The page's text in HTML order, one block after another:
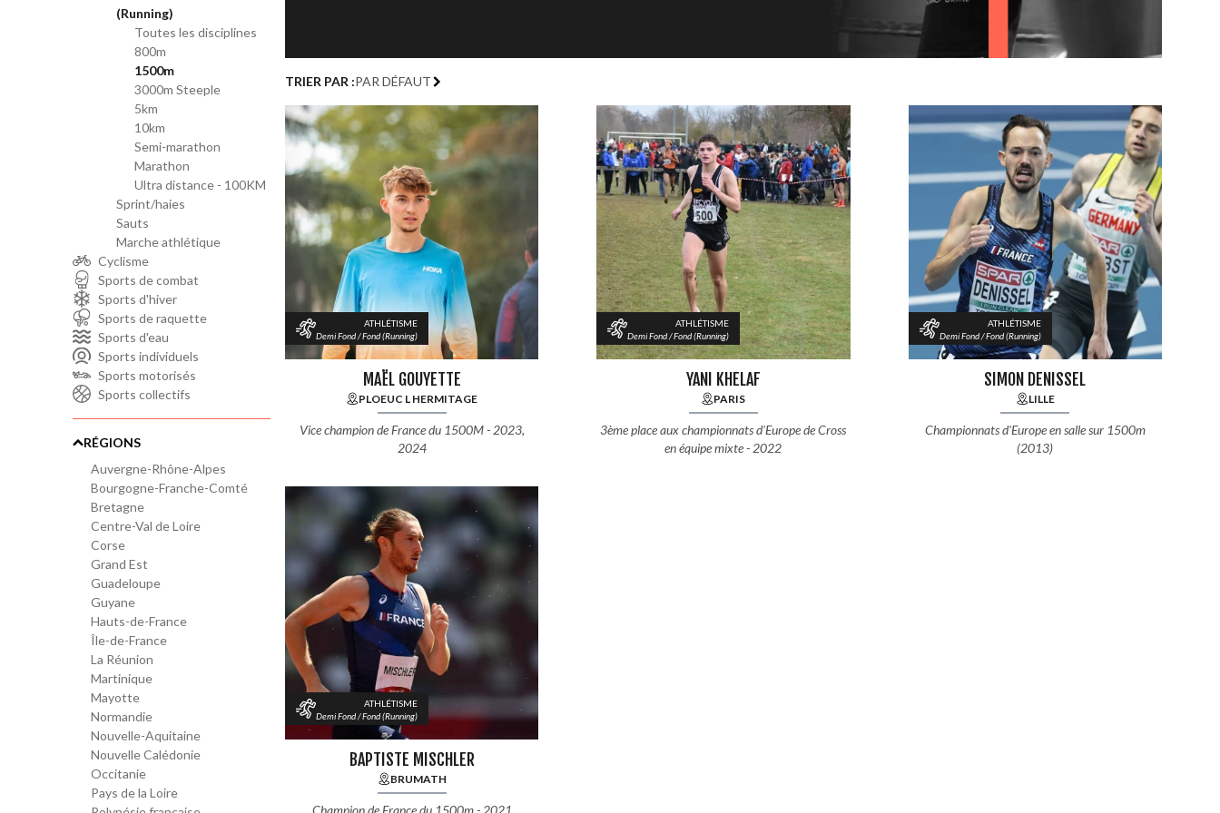
(Running)
Toutes les disciplines
800m
1500m
3000m Steeple
5km
10km
Semi-marathon
Marathon
Ultra distance - 100KM
Sprint/haies
Sauts
Marche athlétique
Cyclisme
Sports de combat
Sports d'hiver
Sports de raquette
Sports d'eau
Sports individuels
Sports motorisés
Sports collectifs
RÉGIONS
Auvergne-Rhône-Alpes
Bourgogne-Franche-Comté
Bretagne
Centre-Val de Loire
Corse
Grand Est
Guadeloupe
Guyane
Hauts-de-France
Île-de-France
La Réunion
Martinique
Mayotte
Normandie
Nouvelle-Aquitaine
Nouvelle Calédonie
Occitanie
Pays de la Loire
TRIER PAR :PAR DÉFAUT
ATHLÉTISME
Demi Fond / Fond (Running)
MAËL GOUYETTE
PLOEUC L HERMITAGE
Vice champion de France du 1500M - 2023,
2024
ATHLÉTISME
Demi Fond / Fond (Running)
YANI KHELAF
PARIS
3ème place aux championnats d'Europe de Cross
en équipe mixte - 2022
ATHLÉTISME
Demi Fond / Fond (Running)
SIMON DENISSEL
LILLE
Championnats d'Europe en salle sur 1500m
(2013)
ATHLÉTISME
Demi Fond / Fond (Running)
BAPTISTE MISCHLER
BRUMATH
Champion de France du 1500m - 2021